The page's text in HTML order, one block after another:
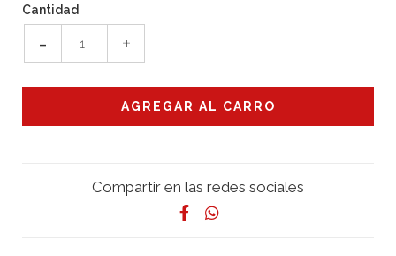
Cantidad
- +
Compartir en las redes sociales